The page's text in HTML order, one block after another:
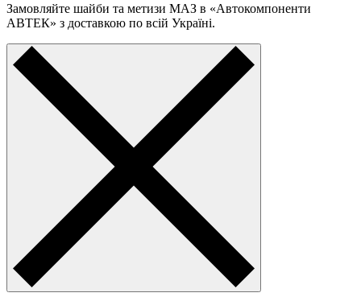
Замовляйте шайби та метизи МАЗ в «Автокомпоненти
АВТЕК» з доставкою по всій Україні.